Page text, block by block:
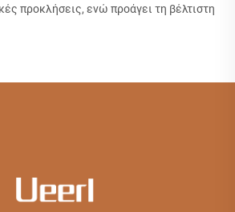
προκλήσεις, ενώ προάγει τη βέλτιστη